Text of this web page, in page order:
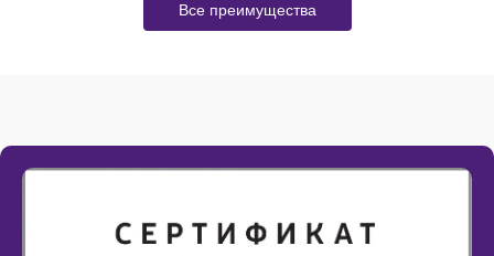
Все преимущества